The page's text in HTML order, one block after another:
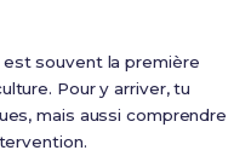
souvent la première
Pour y arriver, tu
mais aussi comprendre